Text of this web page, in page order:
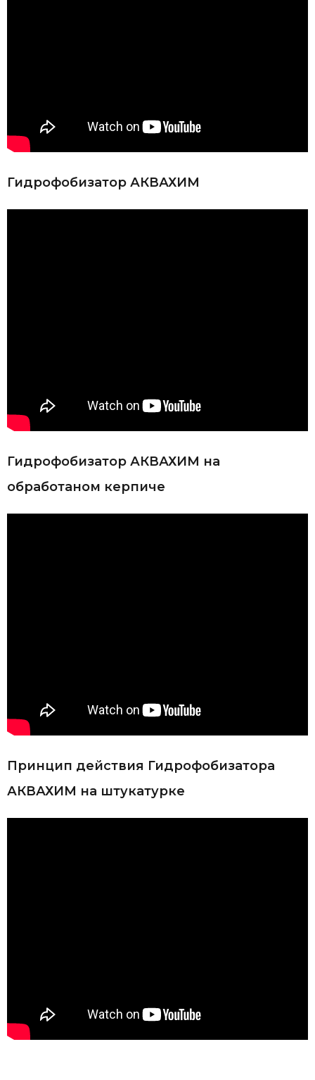
Гидрофобизатор АКВАХИМ
Гидрофобизатор АКВАХИМ на
обработаном керпиче
Принцип действия Гидрофобизатора
АКВАХИМ на штукатурке